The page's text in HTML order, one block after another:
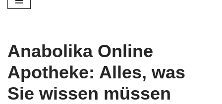
Anabolika Online
Apotheke: Alles, was
Sie wissen müssen